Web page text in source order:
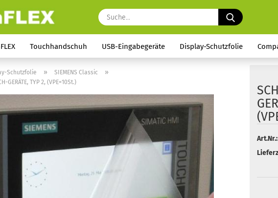
Suche...
Touchhandschuh USB-Eingabegeräte Display-Schutzfolie
Schutzfolie » SIEMENS Classic »
GERÄTE, TYP 2, (VPE=10St.)
Art.Nr.: